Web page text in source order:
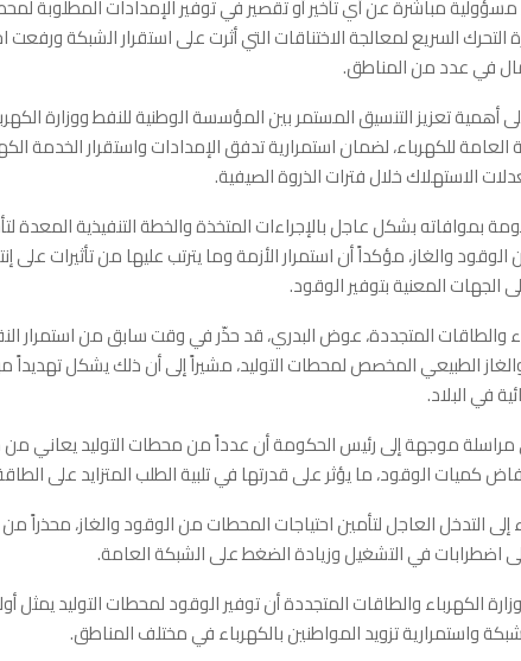
مسؤولية مباشرة عن أي تأخير أو تقصير في توفير الإمدادات المطلوبة
السريع لمعالجة الاختناقات التي أثرت على استقرار الشبكة ورفعت
في عدد من المناطق.
تعزيز التنسيق المستمر بين المؤسسة الوطنية للنفط ووزارة
للكهرباء، لضمان استمرارية تدفق الإمدادات واستقرار الخدمة
الاستهلاك خلال فترات الذروة الصيفية.
بموافاته بشكل عاجل بالإجراءات المتخذة والخطة التنفيذية المعدة
والغاز، مؤكداً أن استمرار الأزمة وما يترتب عليها من تأثيرات على
المعنية بتوفير الوقود.
والطاقات المتجددة، عوض البدري، قد حذّر في وقت سابق من استمرار
الطبيعي المخصص لمحطات التوليد، مشيراً إلى أن ذلك يشكل تهديداً
في البلاد.
مراسلة موجهة إلى رئيس الحكومة أن عدداً من محطات التوليد يعاني
كميات الوقود، ما يؤثر على قدرتها في تلبية الطلب المتزايد على
إلى التدخل العاجل لتأمين احتياجات المحطات من الوقود والغاز، محذراً
اضطرابات في التشغيل وزيادة الضغط على الشبكة العامة.
الكهرباء والطاقات المتجددة أن توفير الوقود لمحطات التوليد
واستمرارية تزويد المواطنين بالكهرباء في مختلف المناطق.